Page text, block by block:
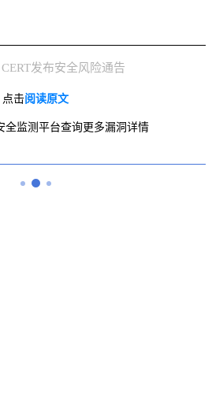
发布安全风险通告
点击阅读原文
全监测平台查询更多漏洞详情